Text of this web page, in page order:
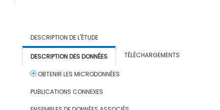
DESCRIPTION DE L'ÉTUDE
DESCRIPTION DES DONNÉES TÉLÉCHARGEMENTS
OBTENIR LES MICRODONNÉES
PUBLICATIONS CONNEXES